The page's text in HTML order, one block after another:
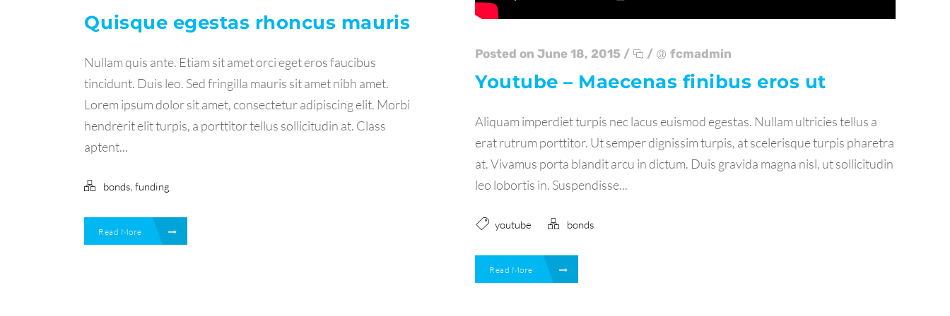
Quisque egestas rhoncus mauris
Nullam quis ante. Etiam sit amet orci eget eros faucibus
tincidunt. Duis leo. Sed fringilla mauris sit amet nibh amet.
Lorem ipsum dolor sit amet, consectetur adipiscing elit. Morbi
hendrerit elit turpis, a porttitor tellus sollicitudin at. Class
aptent...
bonds,funding
Read More
Posted on June 18, 2015 / / fcmadmin
Youtube – Maecenas finibus eros ut
Aliquam imperdiet turpis nec lacus euismod egestas. Nullam ultricies tellus a
erat rutrum porttitor. Ut semper dignissim turpis, at scelerisque turpis pharetra
at. Vivamus porta blandit arcu in dictum. Duis gravida magna nisl, ut sollicitudin
leo lobortis in. Suspendisse...
youtube bonds
Read More